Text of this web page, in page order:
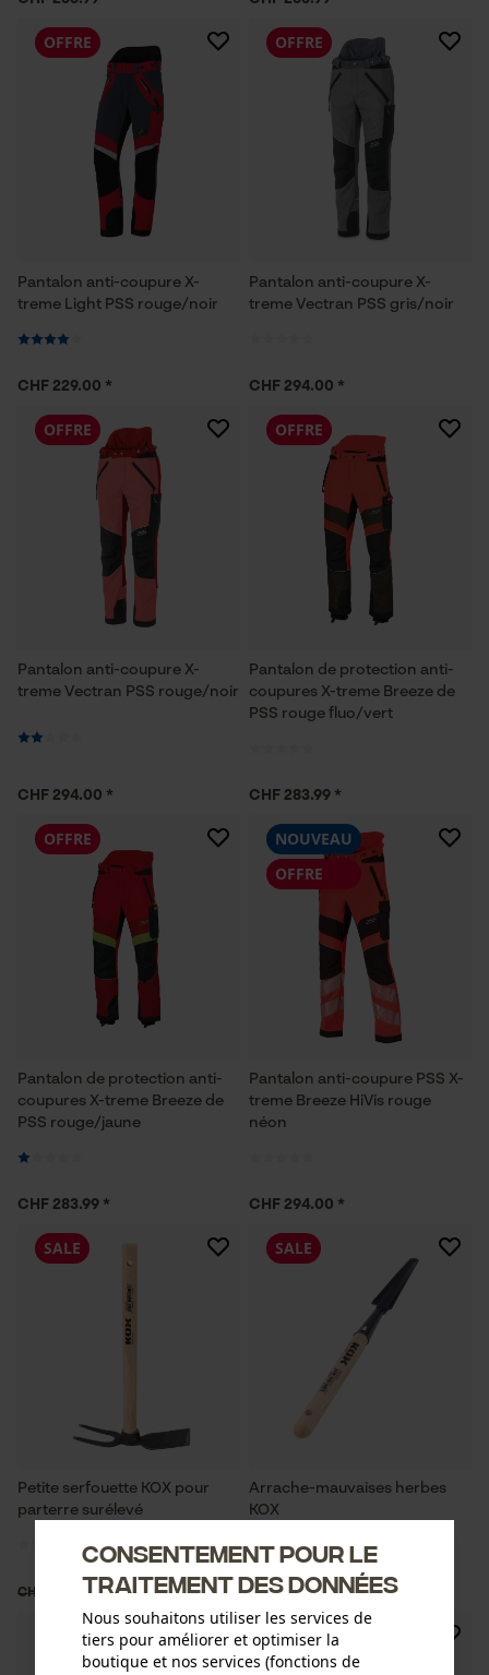
Pantalon anti-coupure X-
treme Light PSS rouge/noir
OFFRE
CHF 229.00 *
Pantalon anti-coupure X-
treme Vectran PSS gris/noir
OFFRE
CHF 294.00 *
Pantalon anti-coupure X-
treme Vectran PSS rouge/noir
OFFRE
CHF 294.00 *
Pantalon de protection anti-
coupures X-treme Breeze de
PSS rouge fluo/vert
OFFRE
CHF 283.99 *
Pantalon de protection anti-
coupures X-treme Breeze de
PSS rouge/jaune
OFFRE
CHF 283.99 *
Pantalon anti-coupure PSS X-
treme Breeze HiVis rouge
néon
NOUVEAU
OFFRE
CHF 294.00 *
Petite serfouette KOX pour
parterre surélevé
SALE
CHF 25.89 CHF 9.90 *
Arrache-mauvaises herbes
KOX
SALE
CHF 17.90 CHF 6.91 *
SALE
Consentement pour le
traitement des données
Nous souhaitons utiliser les services de
tiers pour améliorer et optimiser la
boutique et nos services (fonctions de